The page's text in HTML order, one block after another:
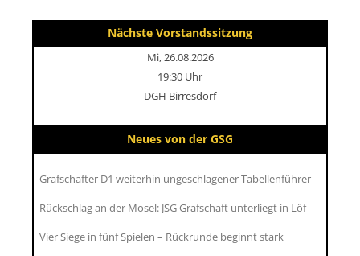
Nächste Vorstandssitzung
Mi, 26.08.2026
19:30 Uhr
DGH Birresdorf
Neues von der GSG
Grafschafter D1 weiterhin ungeschlagener Tabellenführer
Rückschlag an der Mosel: JSG Grafschaft unterliegt in Löf
Vier Siege in fünf Spielen – Rückrunde beginnt stark